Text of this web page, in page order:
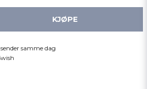
KJØPE
samme dag